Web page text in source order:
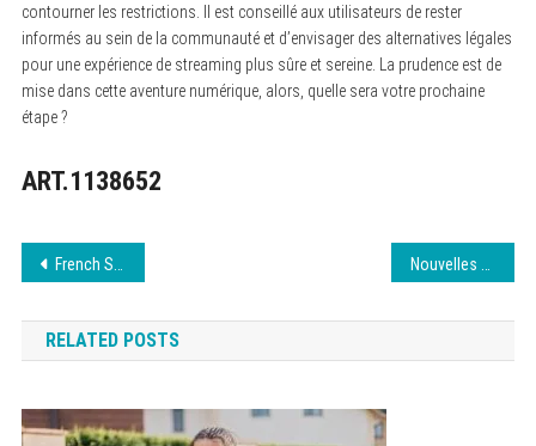
contourner les restrictions. Il est conseillé aux utilisateurs de rester
informés au sein de la communauté et d’envisager des alternatives légales
pour une expérience de streaming plus sûre et sereine. La prudence est de
mise dans cette aventure numérique, alors, quelle sera votre prochaine
étape ?
ART.1138652
Navigation
de
l’article
French Stream : Fiabilité et alternatives de streaming
RELATED POSTS